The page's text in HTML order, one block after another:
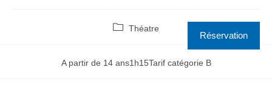
Théatre
A partir de 14 ans1h15Tarif catégorie B
Réservation